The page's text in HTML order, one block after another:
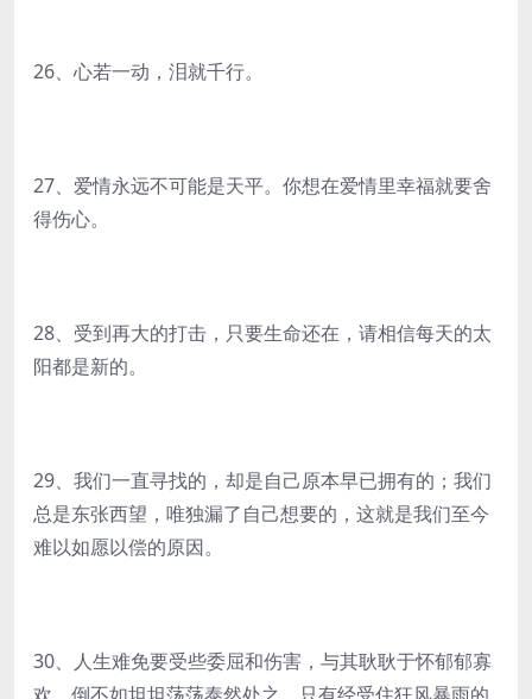
26、心若一动，泪就千行。
27、爱情永远不可能是天平。你想在爱情里幸福就要舍
得伤心。
28、受到再大的打击，只要生命还在，请相信每天的太
阳都是新的。
29、我们一直寻找的，却是自己原本早已拥有的；我们
总是东张西望，唯独漏了自己想要的，这就是我们至今
难以如愿以偿的原因。
30、人生难免要受些委屈和伤害，与其耿耿于怀郁郁寡